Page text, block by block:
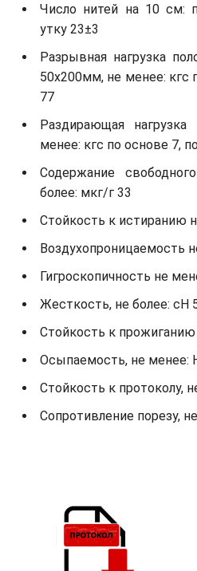
Число нитей на 10 см:
утку 23±3
Разрывная нагрузка
50х200мм, не менее: кгс
77
Раздирающая
менее: кгс по основе 7,
Содержание
более: мкг/г 33
Стойкость к истиранию
Воздухопроницаемость
Гигроскопичность не
Жесткость, не более: cH
Стойкость к
Осыпаемость, не менее:
Стойкость к протоколу,
Сопротивление порезу,